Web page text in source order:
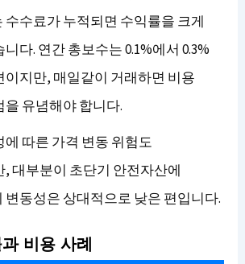
수수료가 누적되면 수익률을 크게
다. 연간 총보수는 0.1%에서 0.3%
이지만, 매일같이 거래하면 비용
을 유념해야 합니다.
따른 가격 변동 위험도
, 대부분이 초단기 안전자산에
변동성은 상대적으로 낮은 편입니다.
비용 사례